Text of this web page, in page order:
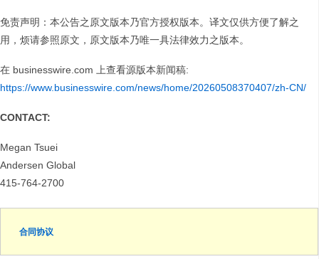
免责声明：本公告之原文版本乃官方授权版本。译文仅供方便了解之
用，烦请参照原文，原文版本乃唯一具法律效力之版本。
在 businesswire.com 上查看源版本新闻稿:
https://www.businesswire.com/news/home/20260508370407/zh-CN/
CONTACT:
Megan Tsuei
Andersen Global
415-764-2700
合同协议